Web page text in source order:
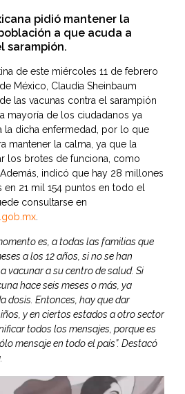
pidió mantener la
a que acuda a
sarampión.
de este miércoles 11 de febrero
México, Claudia Sheinbaum
las vacunas contra el sarampión
mayoría de los ciudadanos ya
la dicha enfermedad, por lo que
mantener la calma, ya que la
los brotes de funciona, como
indicó que hay 28 millones
en 21 mil 154 puntos en todo el
consultarse en
.
es, a todas las familias que
a los 12 años, si no se han
vacunar a su centro de salud. Si
hace seis meses o más, ya
dosis. Entonces, hay que dar
y en ciertos estados a otro sector
todos los mensajes, porque es
mensaje en todo el país”. Destacó